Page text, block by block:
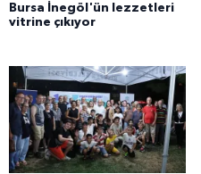
Bursa İnegöl'ün lezzetleri
vitrine çıkıyor